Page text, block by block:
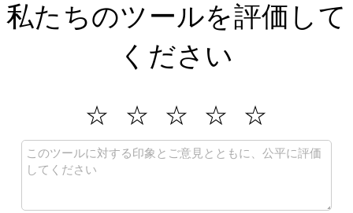
私たちのツールを評価して
ください